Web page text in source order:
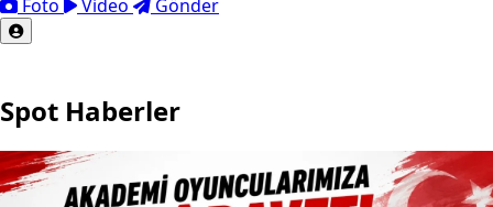
Foto Video Gönder
Spot Haberler